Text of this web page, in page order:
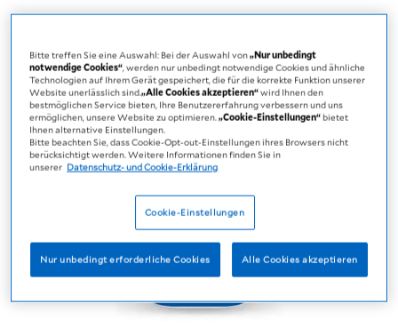
Bitte treffen Sie eine Auswahl: Bei der Auswahl von„Nur unbedingt
notwendige Cookies“, werden nur unbedingt notwendige Cookies und ähnliche
Technologien auf Ihrem Gerät gespeichert, die für die korrekte Funktion unserer
Website unerlässlich sind.„Alle Cookies akzeptieren“wird Ihnen den
bestmöglichen Service bieten, Ihre Benutzererfahrung verbessern und uns
ermöglichen, unsere Website zu optimieren.„Cookie-Einstellungen“bietet
Ihnen alternative Einstellungen.
Bitte beachten Sie, dass Cookie-Opt-out-Einstellungen ihres Browsers nicht
berücksichtigt werden. Weitere Informationen finden Sie in
unserer Datenschutz- und Cookie-Erklärung
Cookie-Einstellungen
Nur unbedingt erforderliche Cookies Alle Cookies akzeptieren